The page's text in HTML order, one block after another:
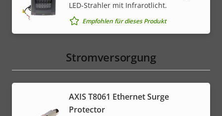
LED-Strahler mit Infrarotlicht.
Empfohlen für dieses Produkt
Stromversorgung
AXIS T8061 Ethernet Surge
Protector